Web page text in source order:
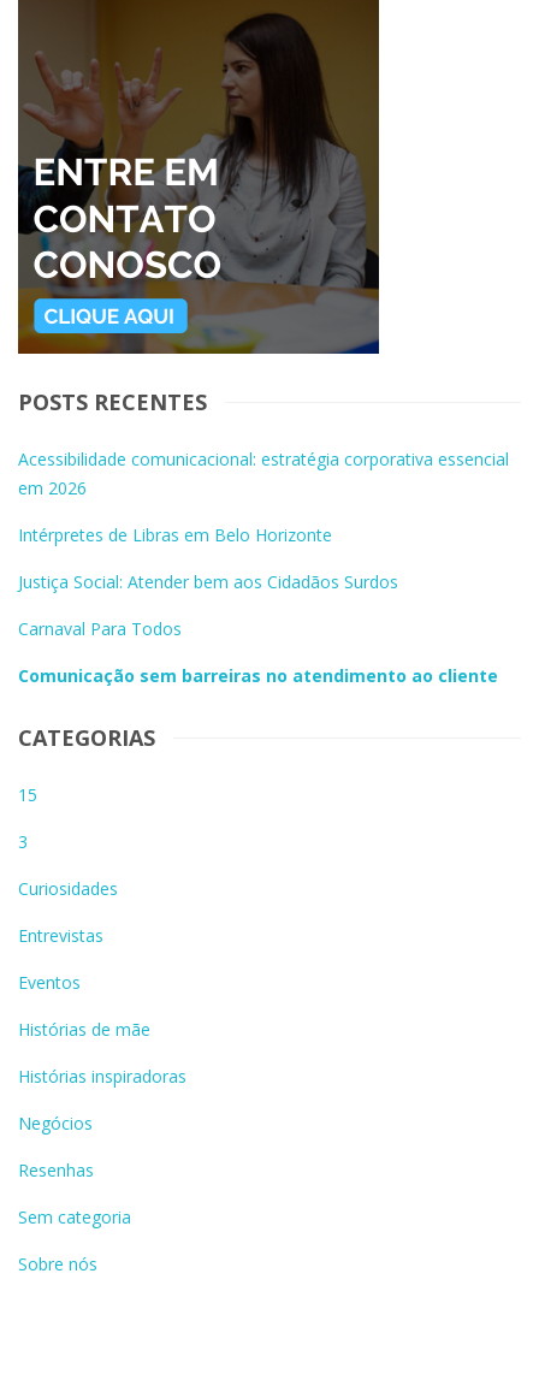
POSTS RECENTES
Acessibilidade comunicacional: estratégia corporativa essencial
em 2026
Intérpretes de Libras em Belo Horizonte
Justiça Social: Atender bem aos Cidadãos Surdos
Carnaval Para Todos
Comunicação sem barreiras no atendimento ao cliente
CATEGORIAS
15
3
Curiosidades
Entrevistas
Eventos
Histórias de mãe
Histórias inspiradoras
Negócios
Resenhas
Sem categoria
Sobre nós